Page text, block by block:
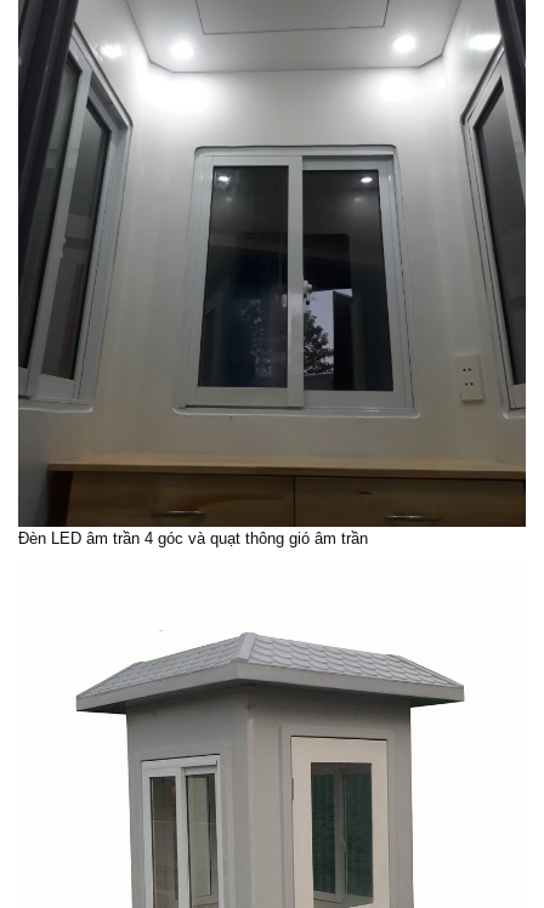
Đèn LED âm trần 4 góc và quạt thông gió âm trần